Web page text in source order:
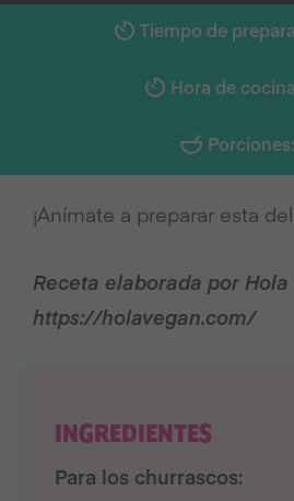
Tiempo de
Hora de
¡Anímate a preparar esta
Receta elaborada por Hola
https://holavegan.com/
INGREDIENTES
Para los churrascos: